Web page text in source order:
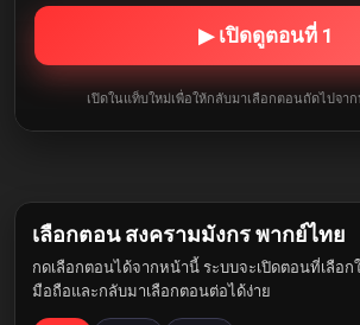
▶ เปิดดูตอนที่ 1
เปิดในแท็บใหม่เพื่อให้กลับมาเลือกตอนถัดไปจา
เลือกตอน สงครามมังกร พากย์ไทย
กดเลือกตอนได้จากหน้านี้ ระบบจะเปิดตอนที่เลือ
มือถือและกลับมาเลือกตอนต่อได้ง่าย